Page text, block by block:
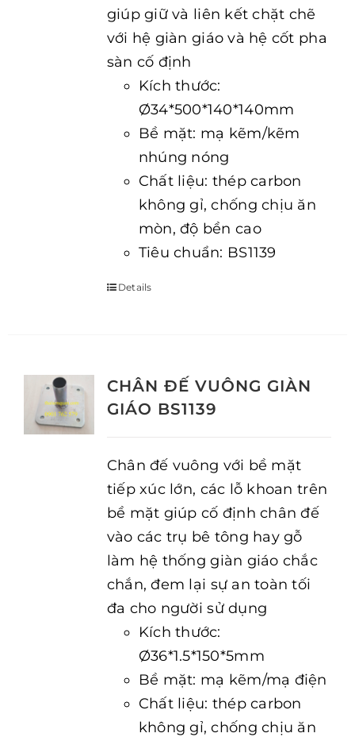
giúp giữ và liên kết chặt chẽ
với hệ giàn giáo và hệ cốt pha
sàn cố định
Kích thước:
Ø34*500*140*140mm
Bề mặt: mạ kẽm/kẽm
nhúng nóng
Chất liệu: thép carbon
không gỉ, chống chịu ăn
mòn, độ bền cao
Tiêu chuẩn: BS1139
Details
CHÂN ĐẾ VUÔNG GIÀN
GIÁO BS1139
Chân đế vuông với bề mặt
tiếp xúc lớn, các lỗ khoan trên
bề mặt giúp cố định chân đế
vào các trụ bê tông hay gỗ
làm hệ thống giàn giáo chắc
chắn, đem lại sự an toàn tối
đa cho người sử dụng
Kích thước:
Ø36*1.5*150*5mm
Bề mặt: mạ kẽm/mạ điện
Chất liệu: thép carbon
không gỉ, chống chịu ăn